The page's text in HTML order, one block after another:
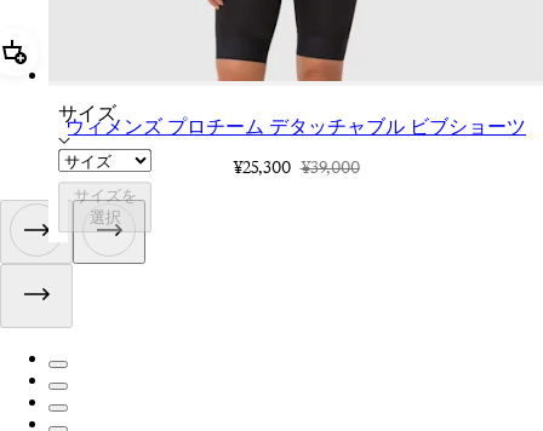
追加 ウィメンズ プロチーム デタッチャブル ビブショーツ
サイズ
サイズを
選択
ウィメンズ プロチーム デタッチャブル ビブショーツ
¥25,300 ¥39,000